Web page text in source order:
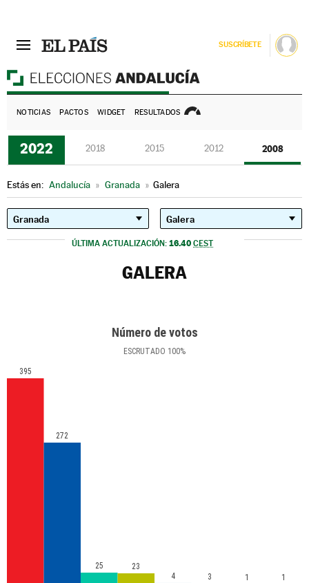
SUSCRÍBETE
NOTICIAS PACTOS WIDGET RESULTADOS
2022 2018 2015 2012 2008
Estás en: Andalucía » Granada » Galera
ÚLTIMA ACTUALIZACIÓN: 16.40 CEST
GALERA
Número de votos
ESCRUTADO 100%
395
272
25
23
4
3 1 1